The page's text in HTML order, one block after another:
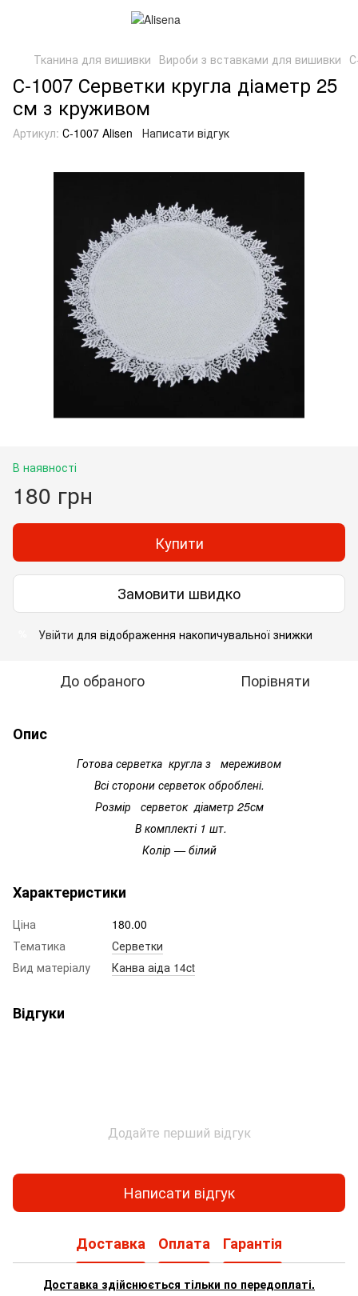
Тканина для вишивки Вироби з вставками для вишивки
С-1007 Серветки кругла діаметр 25
см з круживом
Артикул: С-1007 Alisen Написати відгук
В наявності
180 грн
Купити
Замовити швидко
Увійти для відображення накопичувальної знижки
До обраного Порівняти
Опис
Готова серветка кругла з мереживом
Всі сторони серветок оброблені.
Розмір серветок діаметр 25см
В комплекті 1 шт.
Колір — білий
Характеристики
Ціна
180.00
Тематика
Серветки
Вид матеріалу
Канва аіда 14ct
Відгуки
Додайте перший відгук
Написати відгук
Доставка Оплата Гарантія
Доставка здійснюється тільки по передоплаті.